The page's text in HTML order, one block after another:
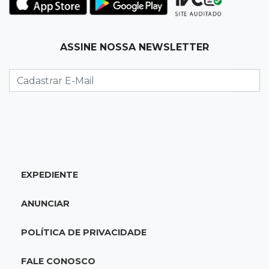
Palmeiras e Vasco confirmam vagas nas
Eleitorado aprova teste da urna, mas diz que
colinha será "fundamental"
Escolas municipais lideram notas do Ensino
ASSINE NOSSA NEWSLETTER
EXPEDIENTE
ANUNCIAR
POLÍTICA DE PRIVACIDADE
FALE CONOSCO